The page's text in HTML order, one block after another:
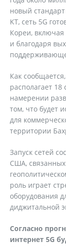
новый
KT, сеть 5G
Кореи, включая
и благодаря
Как
располагает
намерении
том, что будет
для
территории
Запуск сетей
США,
роль играет
оборудования
диджитальной
Согласно
интернет 5G